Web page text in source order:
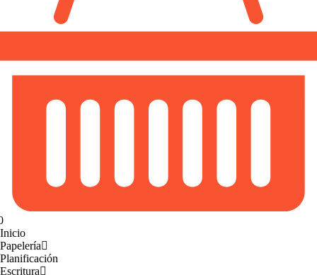
Inicio
Papelería
Planificación
Escritura